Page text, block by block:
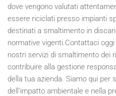
dove vengono valutati
essere riciclati presso impianti
destinati a smaltimento in
normative vigenti.Contattaci
nostri servizi di smaltimento dei
contribuire alla gestione
della tua azienda. Siamo qui per
dell'impatto ambientale e nella